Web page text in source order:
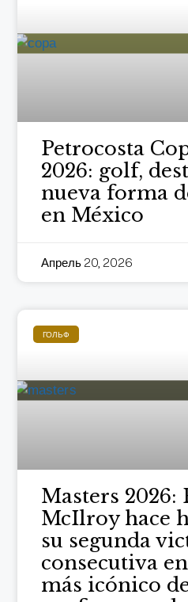
Petrocosta
2026: golf,
nueva forma
en México
Апрель 20, 2026
ГОЛЬФ
Masters 2026:
McIlroy hace
su segunda
consecutiva
más icónico